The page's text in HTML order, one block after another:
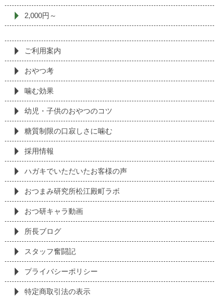
2,000円～
ご利用案内
おやつ考
噛む効果
幼児・子供のおやつのコツ
糖質制限の⼝寂しさに噛む
採⽤情報
ハガキでいただいたお客様の声
おつまみ研究所松江殿町ラボ
おつ研キャラ動画
所長ブログ
スタッフ奮闘記
プライバシーポリシー
特定商取引法の表⽰